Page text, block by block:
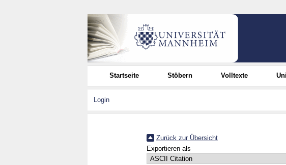
Startseite Stöbern Volltexte
Login
Zurück zur Übersicht
Exportieren als